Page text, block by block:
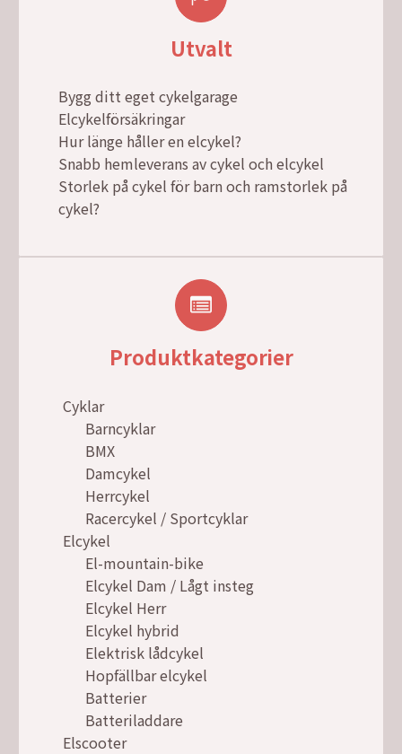
Utvalt
Bygg ditt eget cykelgarage
Elcykelförsäkringar
Hur länge håller en elcykel?
Snabb hemleverans av cykel och elcykel
Storlek på cykel för barn och ramstorlek på
cykel?
Produktkategorier
Cyklar
Barncyklar
BMX
Damcykel
Herrcykel
Racercykel / Sportcyklar
Elcykel
El-mountain-bike
Elcykel Dam / Lågt insteg
Elcykel Herr
Elcykel hybrid
Elektrisk lådcykel
Hopfällbar elcykel
Batterier
Batteriladdare
Elscooter